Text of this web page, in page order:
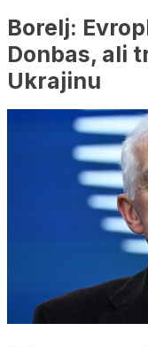
Borelj:
Donbas, ali
Ukrajinu